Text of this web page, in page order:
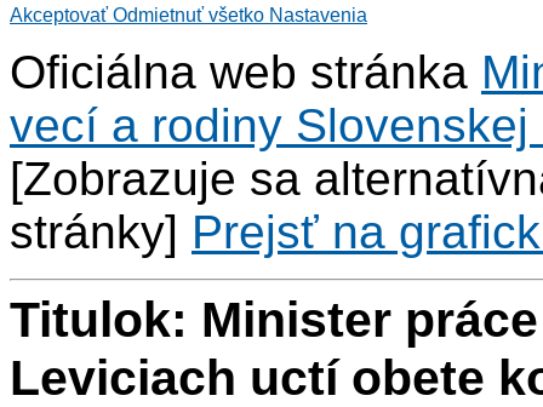
Akceptovať Odmietnuť všetko Nastavenia
Oficiálna web stránka
vecí a rodiny Slovenskej
[Zobrazuje sa
stránky] Prejsť na
Titulok: Minister
Leviciach uctí obete